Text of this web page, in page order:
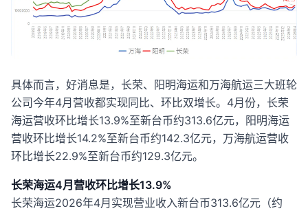
具体而言，好消息是，长荣、阳明海运和万海航运三大班轮
公司今年4月营收都实现同比、环比双增长。4月份，长荣
海运营收环比增长13.9%至新台币约313.6亿元，阳明海运
营收环比增长14.2%至新台币约142.3亿元，万海航运营收
环比增长22.9%至新台币约129.3亿元。
长荣海运4月营收环比增长13.9%
长荣海运2026年4月实现营业收入新台币313.6亿元（约